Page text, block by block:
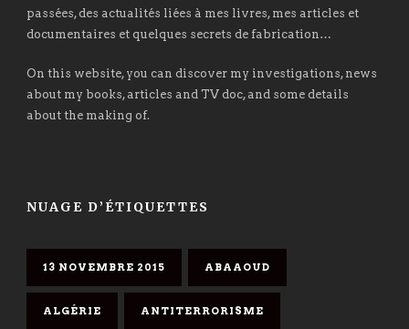
passées, des actualités liées à mes livres, mes articles et
documentaires et quelques secrets de fabrication…
On this website, you can discover my investigations, news
about my books, articles and TV doc, and some details
about the making of.
NUAGE D’ÉTIQUETTES
13 NOVEMBRE 2015 ABAAOUD
ALGÉRIE ANTITERRORISME